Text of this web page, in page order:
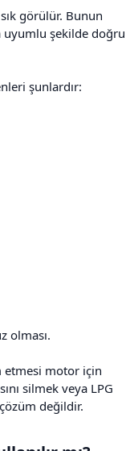
görülür. Bunun
uyumlu şekilde doğru
şunlardır:
olması.
etmesi motor için
silmek veya LPG
değildir.